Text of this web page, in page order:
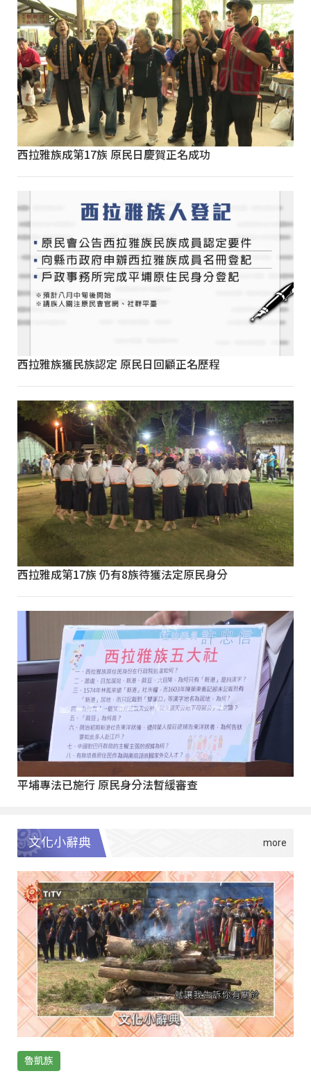
西拉雅族成第17族 原民日慶賀正名成功
西拉雅族獲民族認定 原民日回顧正名歷程
西拉雅成第17族 仍有8族待獲法定原民身分
平埔專法已施行 原民身分法暫緩審查
文化小辭典
魯凱族